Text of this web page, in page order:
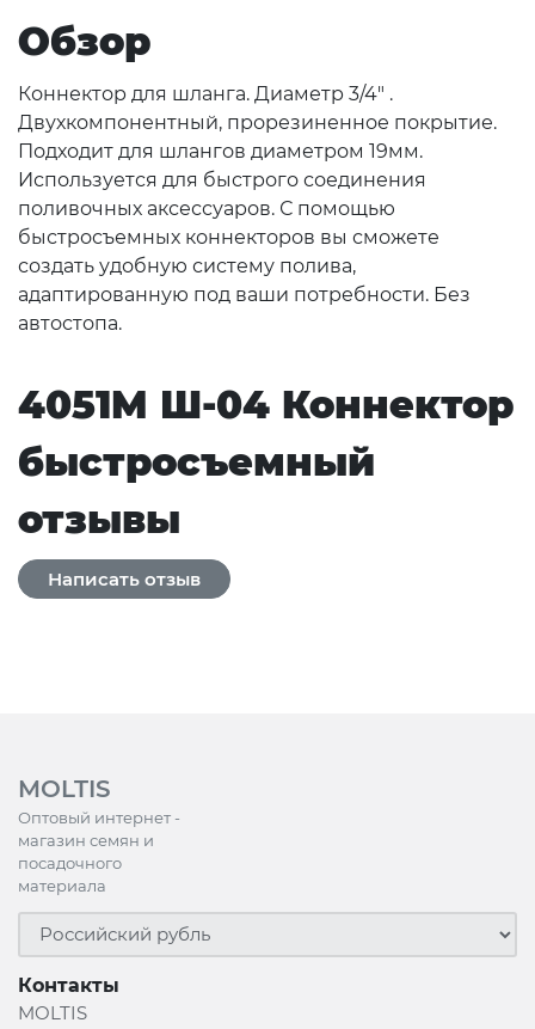
Обзор
Коннектор для шланга. Диаметр 3/4" .
Двухкомпонентный, прорезиненное покрытие.
Подходит для шлангов диаметром 19мм.
Используется для быстрого соединения
поливочных аксессуаров. С помощью
быстросъемных коннекторов вы сможете
создать удобную систему полива,
адаптированную под ваши потребности. Без
автостопа.
4051M Ш-04 Коннектор
быстросъемный
отзывы
MOLTIS
Оптовый интернет -
магазин семян и
посадочного
материала
Контакты
MOLTIS